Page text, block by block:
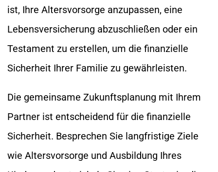
ist, Ihre Altersvorsorge anzupassen, eine
Lebensversicherung abzuschließen oder ein
Testament zu erstellen, um die finanzielle
Sicherheit Ihrer Familie zu gewährleisten.
Die gemeinsame Zukunftsplanung mit Ihrem
Partner ist entscheidend für die finanzielle
Sicherheit. Besprechen Sie langfristige Ziele
wie Altersvorsorge und Ausbildung Ihres